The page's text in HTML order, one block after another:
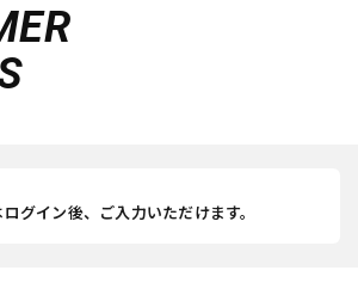
グイン後、ご入力いただけます。